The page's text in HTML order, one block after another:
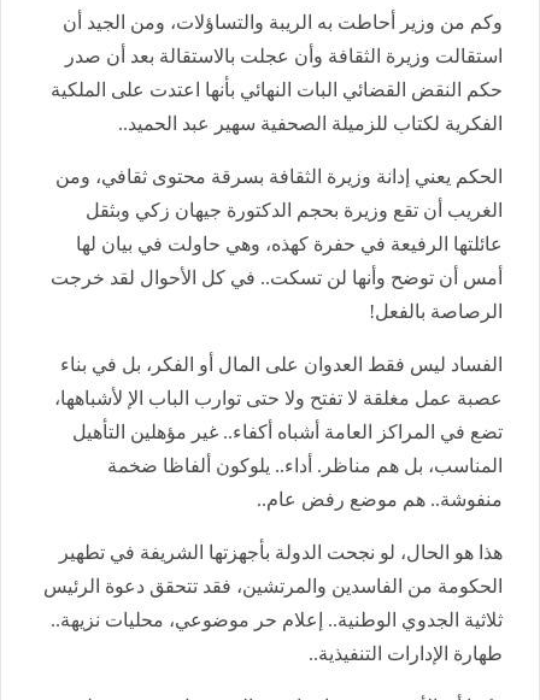
وكم من وزير أحاطت به الريبة والتساؤلات، ومن الجيد أن
استقالت وزيرة الثقافة وأن عجلت بالاستقالة بعد أن صدر
حكم النقض القضائي البات النهائي بأنها اعتدت على الملكية
الفكرية لكتاب للزميلة الصحفية سهير عبد الحميد..
الحكم يعني إدانة وزيرة الثقافة بسرقة محتوى ثقافي، ومن
الغريب أن تقع وزيرة بحجم الدكتورة جيهان زكي وبثقل
عائلتها الرفيعة في حفرة كهذه، وهي حاولت في بيان لها
أمس أن توضح وأنها لن تسكت.. في كل الأحوال لقد خرجت
الرصاصة بالفعل!
الفساد ليس فقط العدوان على المال أو الفكر، بل في بناء
عصبة عمل مغلقة لا تفتح ولا حتى توارب الباب الإ لأشباهها،
تضع في المراكز العامة أشباه أكفاء.. غير مؤهلين التأهيل
المناسب، بل هم مناظر. أداء.. يلوكون ألفاظا ضخمة
منفوشة.. هم موضع رفض عام..
هذا هو الحال، لو نجحت الدولة بأجهزتها الشريفة في تطهير
الحكومة من الفاسدين والمرتشين، فقد تتحقق دعوة الرئيس
ثلاثية الجدوي الوطنية.. إعلام حر موضوعي، محليات نزيهة..
طهارة الإدارات التنفيذية..